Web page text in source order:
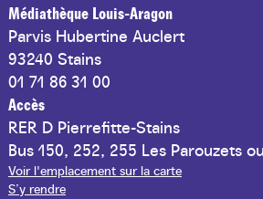
Médiathèque Louis-Aragon
Parvis Hubertine Auclert
93240 Stains
01 71 86 31 00
Accès
RER D Pierrefitte-Stains
Bus 150, 252, 255 Les Parouzets
Voir l'emplacement sur la carte
S’y rendre